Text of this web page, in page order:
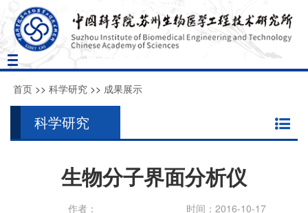
Toggle
navigation
首页 >> 科学研究 >> 成果展示
科学研究
生物分子界面分析仪
作者：
时间：2016-10-17